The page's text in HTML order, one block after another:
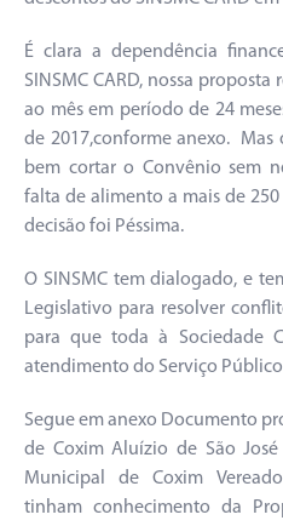
É clara a dependência
SINSMC CARD, nossa
ao mês em período de 24
de 2017,conforme anexo.
bem cortar o Convênio sem
falta de alimento a mais de
decisão foi Péssima.
O SINSMC tem dialogado, e
Legislativo para resolver
para que toda à Sociedade
atendimento do Serviço
Segue em anexo Documento
de Coxim Aluízio de São
Municipal de Coxim
tinham conhecimento da